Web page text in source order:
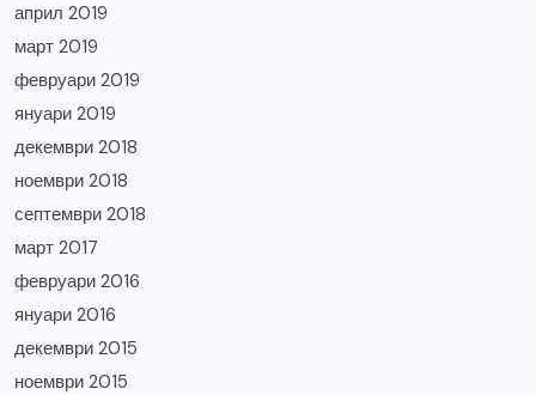
април 2019
март 2019
февруари 2019
януари 2019
декември 2018
ноември 2018
септември 2018
март 2017
февруари 2016
януари 2016
декември 2015
ноември 2015